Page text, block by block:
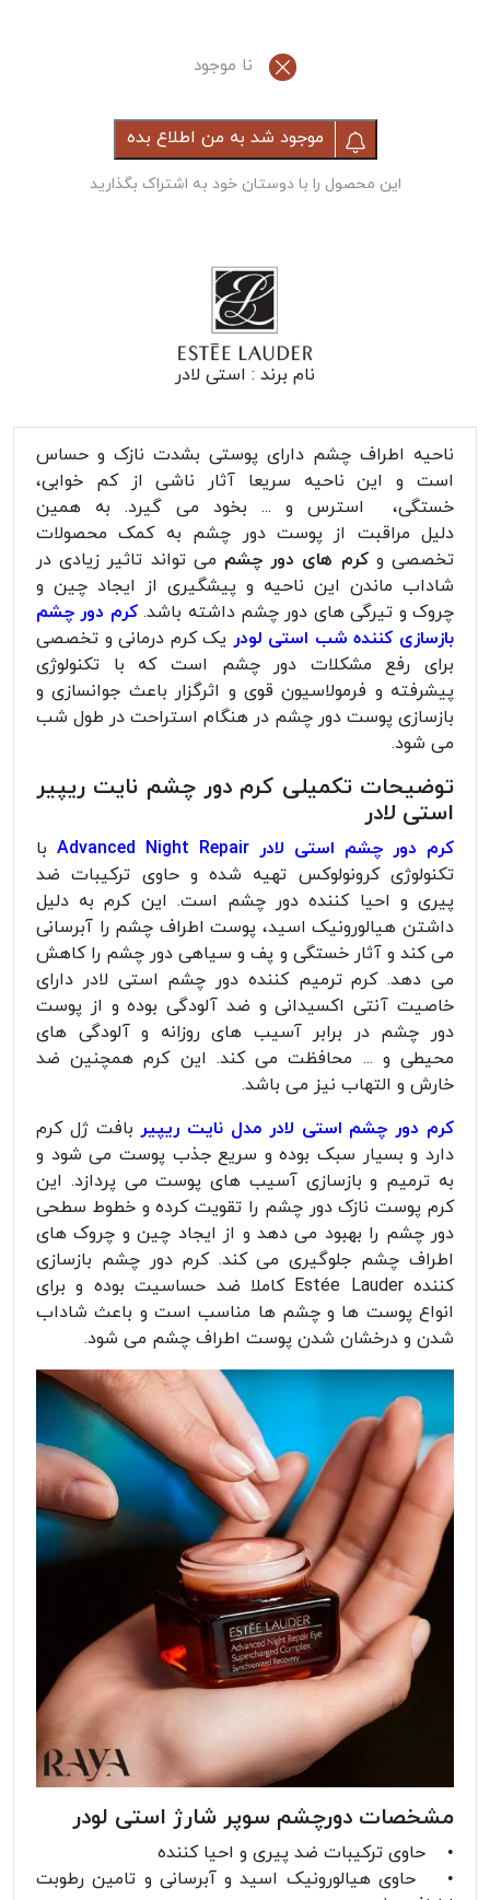
نا موجود
موجود شد به من اطلاع بده
این محصول را با دوستان خود به اشتراک بگذارید
نام برند : استی لادر
ناحیه اطراف چشم دارای پوستی بشدت نازک و حساس
است و این ناحیه سریعا آثار ناشی از کم خوابی،
خستگی، استرس و ... بخود می گیرد. به همین
دلیل مراقبت از پوست دور چشم به کمک محصولات
تخصصی وکرم های دور چشم می تواند تاثیر زیادی در
شاداب ماندن این ناحیه و پیشگیری از ایجاد چین و
چروک و تیرگی های دور چشم داشته باشد.کرم دور چشم
بازسازی کننده شب استی لودر یک کرم درمانی و تخصصی
برای رفع مشکلات دور چشم است که با تکنولوژی
پیشرفته و فرمولاسیون قوی و اثرگزار باعث جوانسازی و
بازسازی پوست دور چشم در هنگام استراحت در طول شب
می شود.
توضیحات تکمیلی کرم دور چشم نایت ریپیر
استی لادر
کرم دور چشم استی لادر Advanced Night Repair
با
تکنولوژی کرونولوکس تهیه شده و حاوی ترکیبات ضد
پیری و احیا کننده دور چشم است. این کرم به دلیل
داشتن هیالورونیک اسید، پوست اطراف چشم را آبرسانی
می کند و آثار خستگی و پف و سیاهی دور چشم را کاهش
می دهد. کرم ترمیم کننده دور چشم استى لادر دارای
خاصیت آنتی اکسیدانی و ضد آلودگی بوده و از پوست
دور چشم در برابر آسیب های روزانه و آلودگی های
محیطی و ... محافظت می کند. این کرم همچنین ضد
خارش و التهاب نیز می باشد.
کرم دور چشم استی لادر مدل نایت ریپیر بافت ژل کرم
دارد و بسیار سبک بوده و سریع جذب پوست می شود و
به ترمیم و بازسازی آسیب های پوست می پردازد. این
کرم پوست نازک دور چشم را تقویت کرده و خطوط سطحی
دور چشم را بهبود می دهد و از ایجاد چین و چروک های
اطراف چشم جلوگیری می کند. کرم دور چشم بازسازی
کننده Estée Lauder کاملا ضد حساسیت بوده و برای
انواع پوست ها و چشم ها مناسب است و باعث شاداب
شدن و درخشان شدن پوست اطراف چشم می شود.
مشخصات دورچشم سوپر شارژ استی لودر
• حاوی ترکیبات ضد پیری و احیا کننده
• حاوی هیالورونیک اسید و آبرسانی و تامین رطوبت